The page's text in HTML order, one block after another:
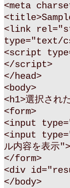
<meta
<link
type="text/
<script
</script>
</head>
<body>
<h1>選択され
<form>
<input
<input
ル内容を表示">
</form>
<div
</body>